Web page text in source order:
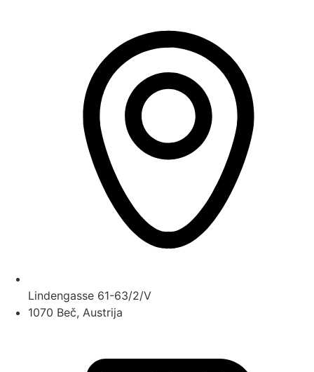
Lindengasse 61-63/2/V
1070 Beč, Austrija